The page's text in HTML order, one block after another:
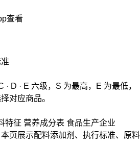
查看
· D · E 六级， S 为最高， E 为最低，
对应商品。
特征 营养成分表 食品生产企业
页展示配料添加剂 、 执行标准、 原料